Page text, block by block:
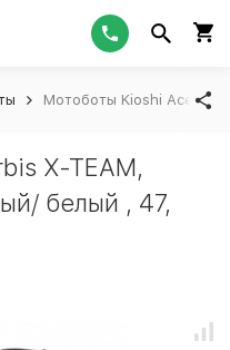
Мотоботы Kioshi Acerbis
X-TEAM,
белый , 47,